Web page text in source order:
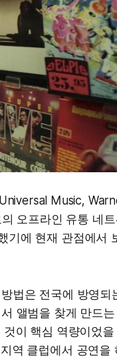
Music,
오프라인 유통 네
기에 현재 관점에서
법은 전국에 방영되
앨범을 찾게 만드는
이 핵심 역량이었을
역 클럽에서 공연을